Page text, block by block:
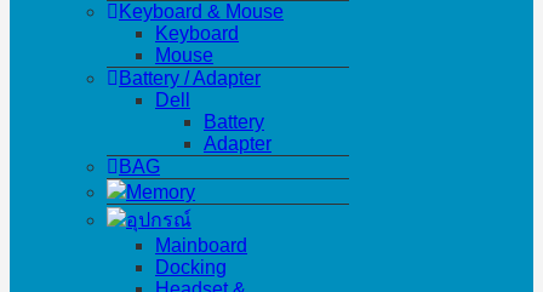
Keyboard & Mouse
Keyboard
Mouse
Battery / Adapter
Dell
Battery
Adapter
BAG
Memory
อุปกรณ์
Mainboard
Docking